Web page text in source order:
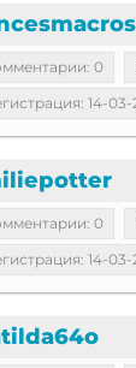
0
14-03-
0
14-03-